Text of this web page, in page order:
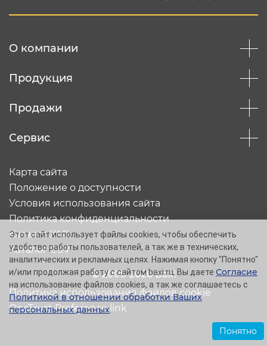
О компании
Продукция
Продажи
Сервис
© 2005-2026 Baxi
Карта сайта
Положение о доступности
Условия использования сайта
Политика конфиденциальности
Каталог XML
Каталог CSV
Политика использования файлов cookie
OneTrust Preference link
Этот сайт использует файлы cookies, чтобы обеспечить
удобство работы пользователей, а так же в технических,
аналитических и рекламных целях. Нажимая кнопку "Понятно"
и/или продолжая работу с сайтом baxi.ru, Вы даете Согласие
на использование файлов cookies, а так же соглашаетесь с
Политикой в отношении обработки Ваших
персональных данных.
Понятно